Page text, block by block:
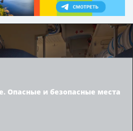
Опасные и безопасные места